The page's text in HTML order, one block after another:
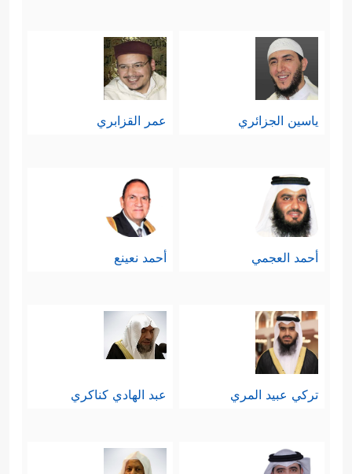
ياسين الجزائري عمر القزابري
أحمد العجمي أحمد نعينع
تركي عبيد المري عبد الهادي كناكري